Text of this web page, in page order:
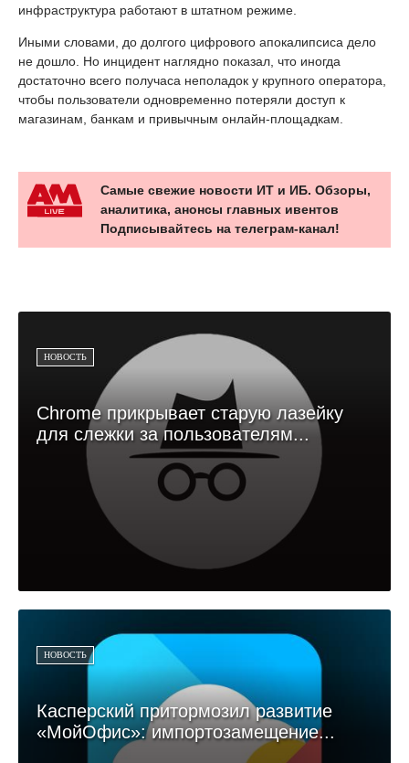
инфраструктура работают в штатном режиме.
Иными словами, до долгого цифрового апокалипсиса дело
не дошло. Но инцидент наглядно показал, что иногда
достаточно всего получаса неполадок у крупного оператора,
чтобы пользователи одновременно потеряли доступ к
магазинам, банкам и привычным онлайн-площадкам.
Самые свежие новости ИТ и ИБ. Обзоры,
аналитика, анонсы главных ивентов
Подписывайтесь на телеграм-канал!
НОВОСТЬ
Chrome прикрывает старую лазейку
для слежки за пользователям...
НОВОСТЬ
Касперский притормозил развитие
«МойОфис»: импортозамещение...